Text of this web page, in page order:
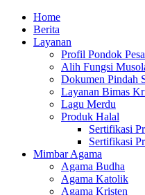
Home
Berita
Layanan
Profil Pondok
Alih Fungsi
Dokumen Pindah
Layanan Bimas
Lagu Merdu
Produk Halal
Sertifikasi
Sertifikasi
Mimbar Agama
Agama Budha
Agama Katolik
Agama Kristen